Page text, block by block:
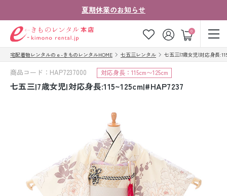
夏期休業のお知らせ
0
ゲスト
お気に入り ログイン カート
ご注文の流れ
法人・グループの
お客様はこちら
着物の種類から探す
宅配着物レンタルのｅ-きものレンタルHOME 七五三レンタル 七五三|7歳女児|対応身長
商品コード：HAP7237000 対応身長：115cm〜125cm
七五三|7歳女児|対応身長:115~125cm|#HAP7237